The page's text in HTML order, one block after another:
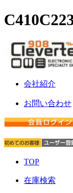
会社紹介
お問い合わせ
TOP
在庫検索